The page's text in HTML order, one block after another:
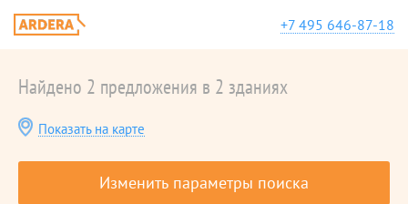
+7 495 646-87-18
Найдено 2 предложения в 2 зданиях
Показать на карте
Изменить параметры поиска